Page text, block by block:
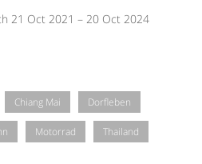
21 Oct 2021 – 20 Oct 2024
Chiang Mai Dorfleben
Motorrad Thailand